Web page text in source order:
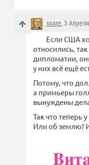
suare, 3
Если США
относились,
дипломатии,
у них всё ещё
Потому, что
а примьеры
вынуждены
Так что теперь
Или об землю?